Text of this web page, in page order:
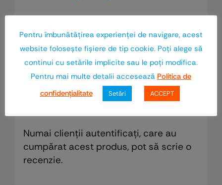
Finisaj
Negru
Recenzii
Numai clienții autentificați, care au
cumpărat acest produs, pot să scrie o
recenzie.
Pentru îmbunătăţirea experienţei de navigare, acest
website foloseşte fişiere de tip cookie. Poţi alege să
continui cu setările implicite sau le poţi modifica.
Pentru mai multe detalii accesează Politica de
confidenţialitate
Setări ACCEPT